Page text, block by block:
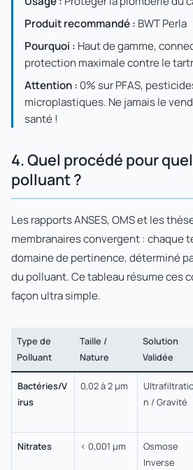
Produit recommandé : BWT Perla
Pourquoi : Haut de gamme,
protection maximale contre le
Attention : 0% sur PFAS,
microplastiques. Ne jamais le
santé !
4. Quel procédé pour
polluant ?
Les rapports ANSES, OMS et les
membranaires convergent : chaque
domaine de pertinence, déterminé
du polluant. Ce tableau résume ces
façon ultra simple.
Type de
Polluant
Taille /
Nature
Solution
Validée
Bactéries/V
irus
0,02 à 2 µm
Ultrafiltratio
n / Gravité
Nitrates < 0,001 µm
Osmose
Inverse